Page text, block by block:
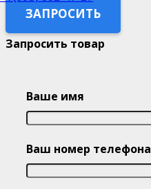
ЗАПРОСИТЬ
Запросить товар
Ваше имя
Ваш номер телефона